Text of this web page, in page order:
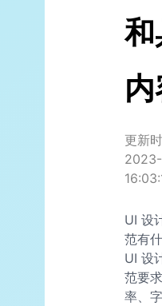
和
更新
UI 设
范有
UI 设
范要
率、